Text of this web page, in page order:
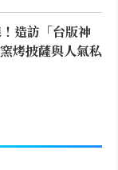
造訪「台版神
烤披薩與人氣私